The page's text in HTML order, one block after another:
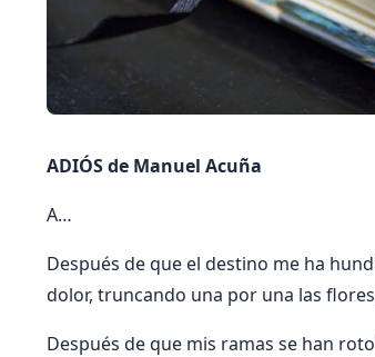
ADIÓS de Manuel Acuña
A…
Después de que el destino me ha
dolor, truncando una por una las
Después de que mis ramas se han